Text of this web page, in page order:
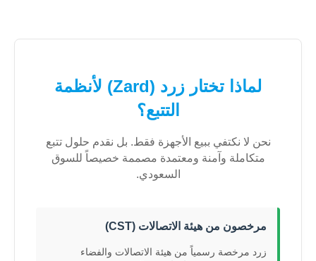
لماذا تختار زرد (Zard) لأنظمة
التتبع؟
نحن لا نكتفي ببيع الأجهزة فقط. بل نقدم حلول تتبع
متكاملة وآمنة ومعتمدة مصممة خصيصاً للسوق
السعودي.
مرخصون من هيئة الاتصالات (CST)
زرد مرخصة رسمياً من هيئة الاتصالات والفضاء